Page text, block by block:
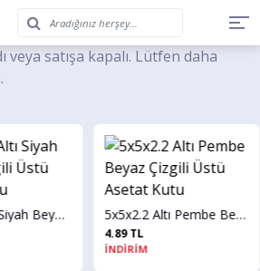
satışa kapalı. Lütfen daha
5x5x2.2 Altı Siyah Beyaz Çizgili Üstü Asetat Kutu 5x5x2.2 Altı Pembe Beyaz Çizgili Üstü Asetat Kutu
4.89 TL
İNDİRİM